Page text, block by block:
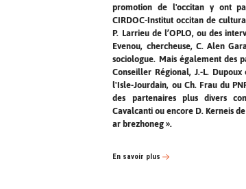
promotion de l'occitan y ont
CIRDOC-Institut occitan de
P. Larrieu de l’OPLO, ou des
Evenou, chercheuse, C. Alen
sociologue. Mais également des
Conseiller Régional, J.-L.
l'Isle-Jourdain, ou Ch. Frau du
des partenaires plus divers
Cavalcanti ou encore D. Kerneis
ar brezhoneg ».
En savoir plus